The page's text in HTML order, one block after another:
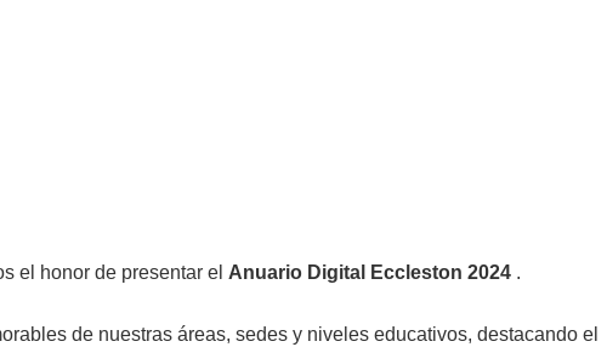
el honor de presentar el Anuario Digital Eccleston 2024 .
de nuestras áreas, sedes y niveles educativos, destacando el